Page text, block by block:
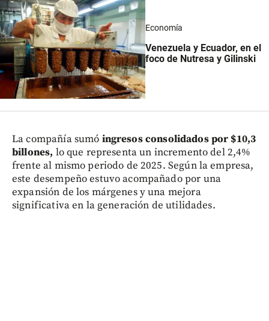
Economía
Venezuela y Ecuador, en el
foco de Nutresa y Gilinski
La compañía sumó ingresos consolidados por $10,3
billones, lo que representa un incremento del 2,4%
frente al mismo periodo de 2025. Según la empresa,
este desempeño estuvo acompañado por una
expansión de los márgenes y una mejora
significativa en la generación de utilidades.